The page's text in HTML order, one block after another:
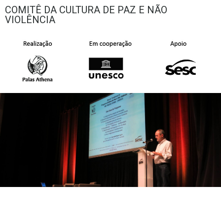
COMITÊ DA CULTURA DE PAZ E NÃO
VIOLÊNCIA